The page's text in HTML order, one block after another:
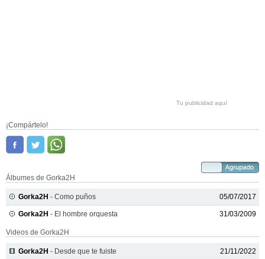
Tu publicidad aquí
¡Compártelo!
Álbumes de Gorka2H
Gorka2H - Como puños 05/07/2017
Gorka2H - El hombre orquesta 31/03/2009
Videos de Gorka2H
Gorka2H - Desde que te fuiste 21/11/2022